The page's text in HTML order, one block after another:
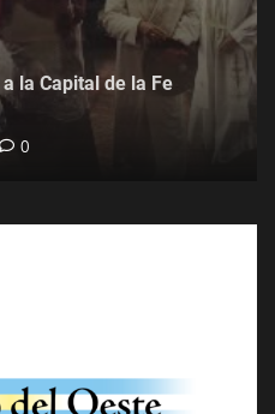
la Capital de la Fe
0